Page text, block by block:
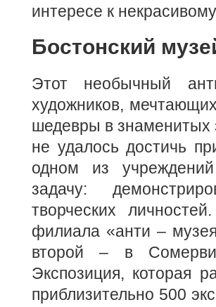
интересе к
Бостонский
Этот необычный
художников,
шедевры в знаменитых
не удалось достичь
одном из
задачу:
творческих
филиала «анти –
второй – в
Экспозиция, которая
приблизительно 500